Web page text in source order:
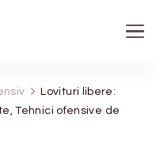
Lovituri libere:
Tehnici ofensive de